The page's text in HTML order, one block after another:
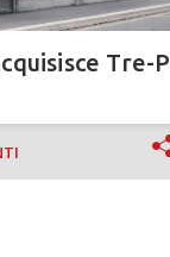
Tre-P